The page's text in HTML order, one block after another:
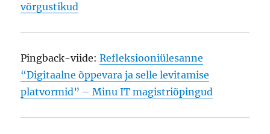
võrgustikud
Pingback-viide:Refleksiooniülesanne
“Digitaalne õppevara ja selle levitamise
platvormid” – Minu IT magistriõpingud